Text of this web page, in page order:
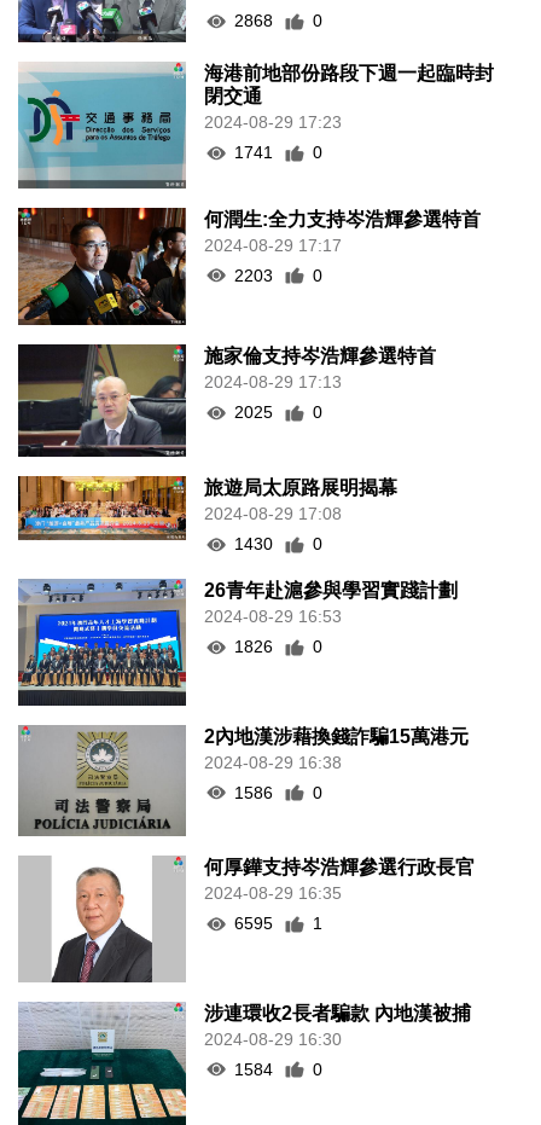
2868
0
海港前地部份路段下週一起臨時封
閉交通
2024-08-29 17:23
1741
0
何潤生:全力支持岑浩輝參選特首
2024-08-29 17:17
2203
0
施家倫支持岑浩輝參選特首
2024-08-29 17:13
2025
0
旅遊局太原路展明揭幕
2024-08-29 17:08
1430
0
26青年赴滬參與學習實踐計劃
2024-08-29 16:53
1826
0
2內地漢涉藉換錢詐騙15萬港元
2024-08-29 16:38
1586
0
何厚鏵支持岑浩輝參選行政長官
2024-08-29 16:35
6595
1
涉連環收2長者騙款 內地漢被捕
2024-08-29 16:30
1584
0